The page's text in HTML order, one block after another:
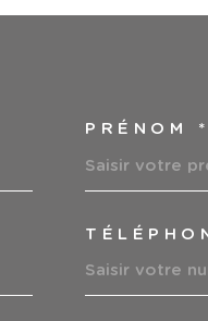
PRÉNOM *